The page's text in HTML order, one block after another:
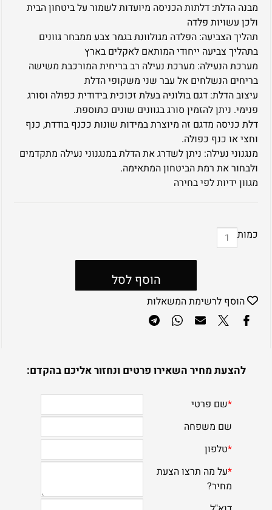
מבנה הדלת: דלתות הכניסה מיועדות לשמור על ביטחון הבית
ולכן עשויות פלדה
תהליך הצביעה: הפלדה מגולוונת בגמר צבע ממבחר גוונים
בתהליך צביעה ייחודי המותאם לאקלים בארץ
מערכת הנעילה: מערכת נעילה רב בריחית המורכבת משישה
בריחים הנשלחים אל עבר שני משקופי הדלת
עיצוב הדלת: דגם בולוניה בעלת זכוכית בידודית כפולה וסורג
פנימי. ניתן להזמין סורג בגוונים שונים כתוספת.
דלת כניסה מדגם זה מיוצרת במידות שונות ככנף בודדת, כנף
וחצי או כנף כפולה.
מנגנוני נעילה: ניתן לשדרג את הדלת במנגנוני נעילה מתקדמים
ולבחור את רמת הביטחון המתאימה.
מגוון ידיות לפי בחירה
כמות
הוסף לסל
הוסף לרשימת המשאלות
להצעת מחיר השאירו פרטים ונחזור אליכם בהקדם: